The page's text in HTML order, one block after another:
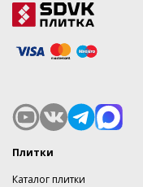
Плитки
Каталог плитки